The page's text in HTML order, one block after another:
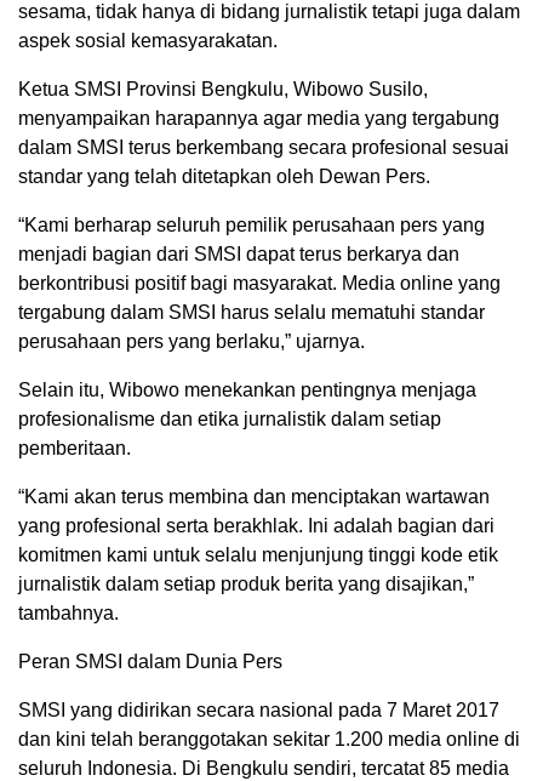
sesama, tidak hanya di bidang jurnalistik tetapi juga dalam
aspek sosial kemasyarakatan.
Ketua SMSI Provinsi Bengkulu, Wibowo Susilo,
menyampaikan harapannya agar media yang tergabung
dalam SMSI terus berkembang secara profesional sesuai
standar yang telah ditetapkan oleh Dewan Pers.
“Kami berharap seluruh pemilik perusahaan pers yang
menjadi bagian dari SMSI dapat terus berkarya dan
berkontribusi positif bagi masyarakat. Media online yang
tergabung dalam SMSI harus selalu mematuhi standar
perusahaan pers yang berlaku,” ujarnya.
Selain itu, Wibowo menekankan pentingnya menjaga
profesionalisme dan etika jurnalistik dalam setiap
pemberitaan.
“Kami akan terus membina dan menciptakan wartawan
yang profesional serta berakhlak. Ini adalah bagian dari
komitmen kami untuk selalu menjunjung tinggi kode etik
jurnalistik dalam setiap produk berita yang disajikan,”
tambahnya.
Peran SMSI dalam Dunia Pers
SMSI yang didirikan secara nasional pada 7 Maret 2017
dan kini telah beranggotakan sekitar 1.200 media online di
seluruh Indonesia. Di Bengkulu sendiri, tercatat 85 media